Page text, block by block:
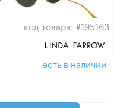
код товара: #195163
есть в наличии